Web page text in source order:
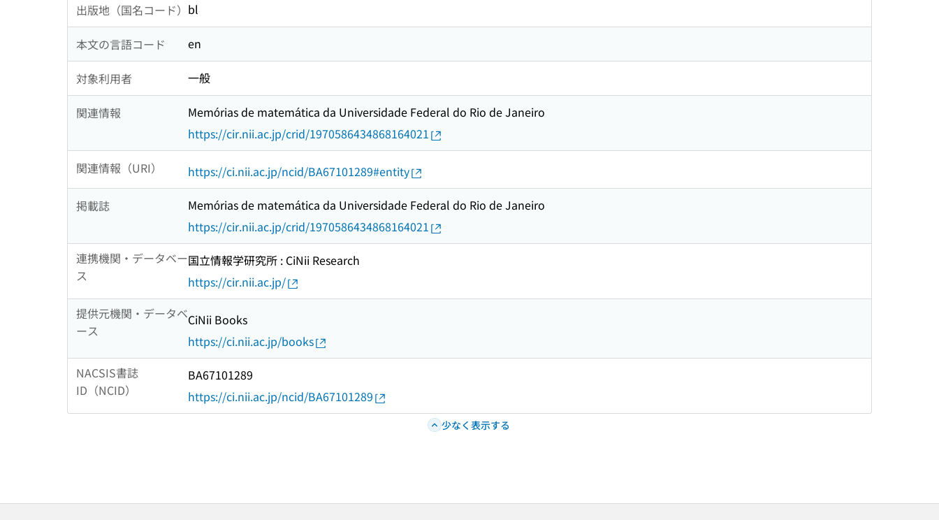
出版地（国名コード） bl
本文の言語コード en
対象利用者 一般
関連情報
Memórias de matemática da Universidade Federal do Rio de Janeiro
https://cir.nii.ac.jp/crid/1970586434868164021
関連情報（URI） https://ci.nii.ac.jp/ncid/BA67101289#entity
掲載誌
Memórias de matemática da Universidade Federal do Rio de Janeiro
https://cir.nii.ac.jp/crid/1970586434868164021
連携機関・データベー
ス
国立情報学研究所 : CiNii Research
https://cir.nii.ac.jp/
提供元機関・データベ
ース
CiNii Books
https://ci.nii.ac.jp/books
NACSIS書誌
ID（NCID）
BA67101289
https://ci.nii.ac.jp/ncid/BA67101289
少なく表示する